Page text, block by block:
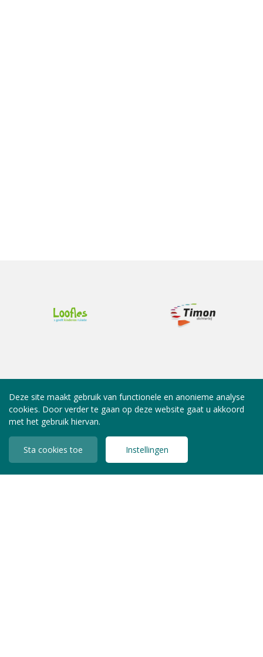
Deze site maakt gebruik van functionele en anonieme analyse
cookies. Door verder te gaan op deze website gaat u akkoord
met het gebruik hiervan.
Sta cookies toe Instellingen